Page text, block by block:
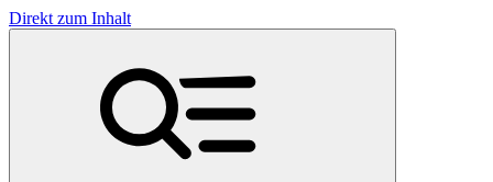
Direkt zum Inhalt